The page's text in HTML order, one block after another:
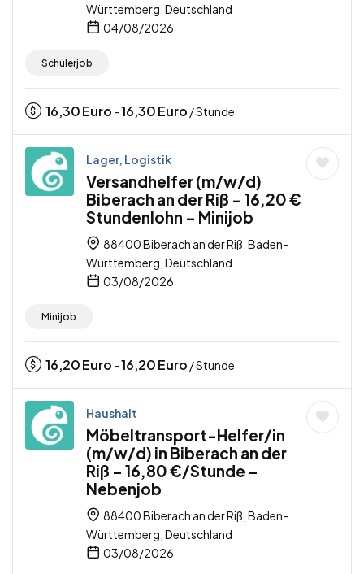
Württemberg, Deutschland
04/08/2026
Schülerjob
16,30Euro -16,30Euro / Stunde
Lager, Logistik
Versandhelfer (m/w/d)
Biberach an der Riß – 16,20 €
Stundenlohn – Minijob
88400 Biberach an der Riß, Baden-
Württemberg, Deutschland
03/08/2026
Minijob
16,20Euro -16,20Euro / Stunde
Haushalt
Möbeltransport-Helfer/in
(m/w/d) in Biberach an der
Riß – 16,80 €/Stunde –
Nebenjob
88400 Biberach an der Riß, Baden-
Württemberg, Deutschland
03/08/2026